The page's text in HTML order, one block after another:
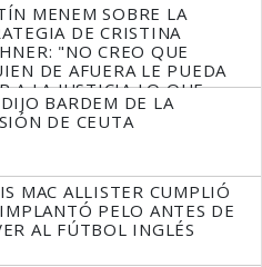
MENEM SOBRE LA
DE CRISTINA
"NO CREO QUE
DE AFUERA LE PUEDA
A LA JUSTICIA LO QUE
QUE HACER"
BARDEM DE LA
DE CEUTA
MAC ALLISTER CUMPLIÓ
PELO ANTES DE
AL FÚTBOL INGLÉS